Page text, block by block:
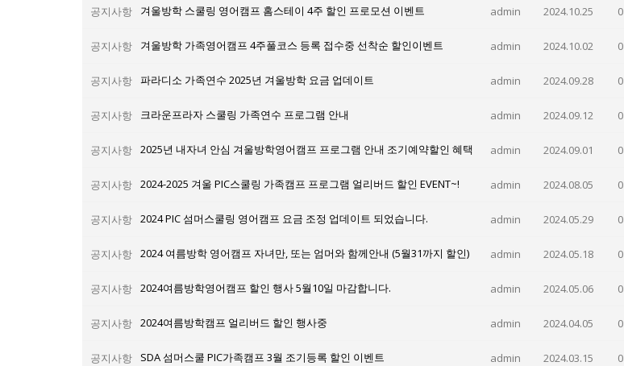
공지사항 겨울방학 스쿨링 영어캠프 홈스테이 4주 할인 프로모션 이벤트 admin 2024.10.25 0
공지사항 겨울방학 가족영어캠프 4주풀코스 등록 접수중 선착순 할인이벤트 admin 2024.10.02 0
공지사항 파라디소 가족연수 2025년 겨울방학 요금 업데이트 admin 2024.09.28 0
공지사항 크라운프라자 스쿨링 가족연수 프로그램 안내 admin 2024.09.12 0
공지사항 2025년 내자녀 안심 겨울방학영어캠프 프로그램 안내 조기예약할인 혜택 admin 2024.09.01 0
공지사항 2024-2025 겨울 PIC스쿨링 가족캠프 프로그램 얼리버드 할인 EVENT~! admin 2024.08.05 0
공지사항 2024 PIC 섬머스쿨링 영어캠프 요금 조정 업데이트 되었습니다. admin 2024.05.29 0
공지사항 2024 여름방학 영어캠프 자녀만, 또는 엄머와 함께안내 (5월31까지 할인) admin 2024.05.18 0
공지사항 2024여름방학영어캠프 할인 행사 5월10일 마감합니다. admin 2024.05.06 0
공지사항 2024여름방학캠프 얼리버드 할인 행사중 admin 2024.04.05 0
공지사항 SDA 섬머스쿨 PIC가족캠프 3월 조기등록 할인 이벤트 admin 2024.03.15 0